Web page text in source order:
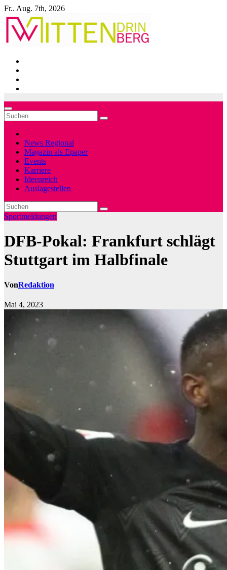
Zum
Inhalt
springen
Fr.. Aug. 7th, 2026
News Regional
Magazin als Epaper
Events
Karriere
Ideenreich
Auslagestellen
Sportmeldungen
DFB-Pokal: Frankfurt schlägt
Stuttgart im Halbfinale
VonRedaktion
Mai 4, 2023